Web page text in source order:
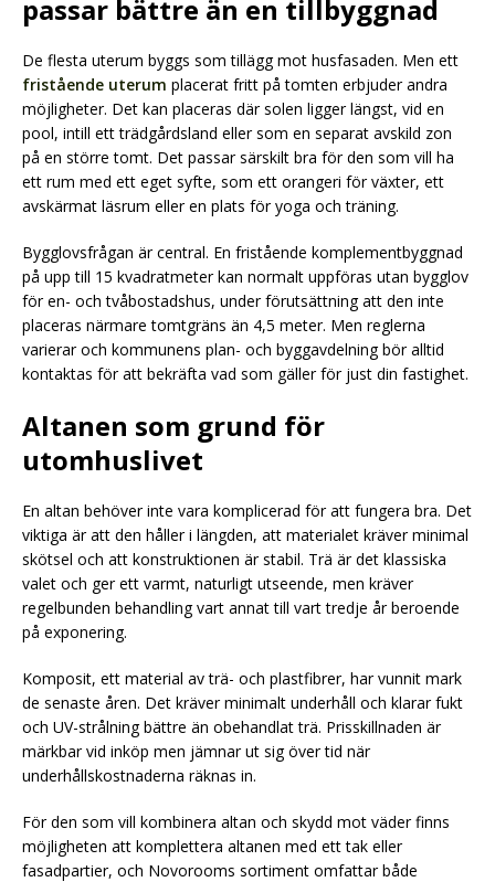
passar bättre än en tillbyggnad
De flesta uterum byggs som tillägg mot husfasaden. Men ett
fristående uterum placerat fritt på tomten erbjuder andra
möjligheter. Det kan placeras där solen ligger längst, vid en
pool, intill ett trädgårdsland eller som en separat avskild zon
på en större tomt. Det passar särskilt bra för den som vill ha
ett rum med ett eget syfte, som ett orangeri för växter, ett
avskärmat läsrum eller en plats för yoga och träning.
Bygglovsfrågan är central. En fristående komplementbyggnad
på upp till 15 kvadratmeter kan normalt uppföras utan bygglov
för en- och tvåbostadshus, under förutsättning att den inte
placeras närmare tomtgräns än 4,5 meter. Men reglerna
varierar och kommunens plan- och byggavdelning bör alltid
kontaktas för att bekräfta vad som gäller för just din fastighet.
Altanen som grund för
utomhuslivet
En altan behöver inte vara komplicerad för att fungera bra. Det
viktiga är att den håller i längden, att materialet kräver minimal
skötsel och att konstruktionen är stabil. Trä är det klassiska
valet och ger ett varmt, naturligt utseende, men kräver
regelbunden behandling vart annat till vart tredje år beroende
på exponering.
Komposit, ett material av trä- och plastfibrer, har vunnit mark
de senaste åren. Det kräver minimalt underhåll och klarar fukt
och UV-strålning bättre än obehandlat trä. Prisskillnaden är
märkbar vid inköp men jämnar ut sig över tid när
underhållskostnaderna räknas in.
För den som vill kombinera altan och skydd mot väder finns
möjligheten att komplettera altanen med ett tak eller
fasadpartier, och Novorooms sortiment omfattar både